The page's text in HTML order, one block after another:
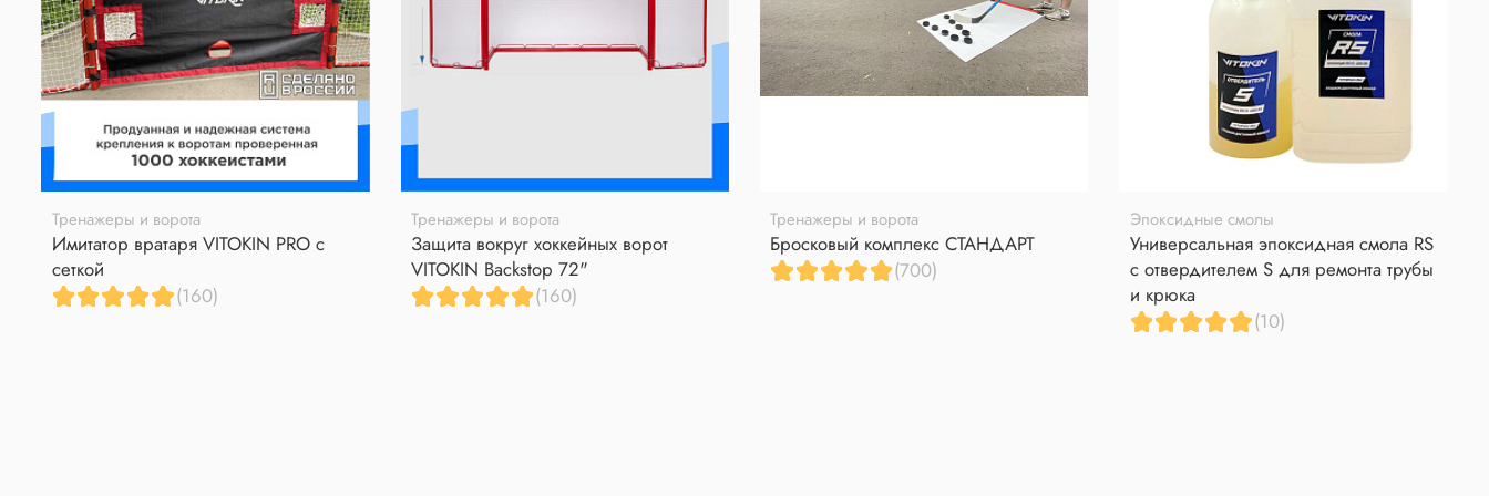
Тренажеры и ворота
Имитатор вратаря VITOKIN PRO с
сеткой
(160)
Тренажеры и ворота
Защита вокруг хоккейных ворот
VITOKIN Backstop 72"
(160)
Тренажеры и ворота
Бросковый комплекс СТАНДАРТ
(700)
Эпоксидные смолы
Универсальная эпоксидная смола RS
с отвердителем S для ремонта трубы
и крюка
(10)